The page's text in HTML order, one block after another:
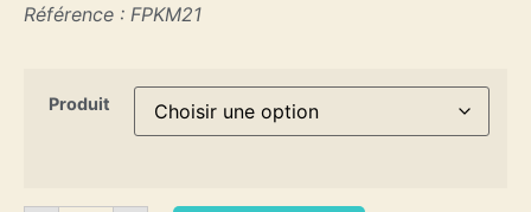
Référence : FPKM21
Produit